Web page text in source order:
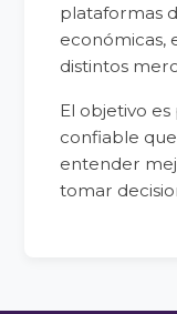
plataformas
económicas,
distintos
El objetivo
confiable
entender
tomar